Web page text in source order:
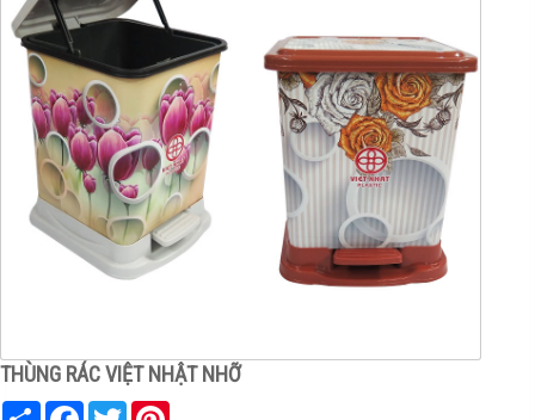
THÙNG RÁC VIỆT NHẬT NHỠ
Share FacebookTwitter